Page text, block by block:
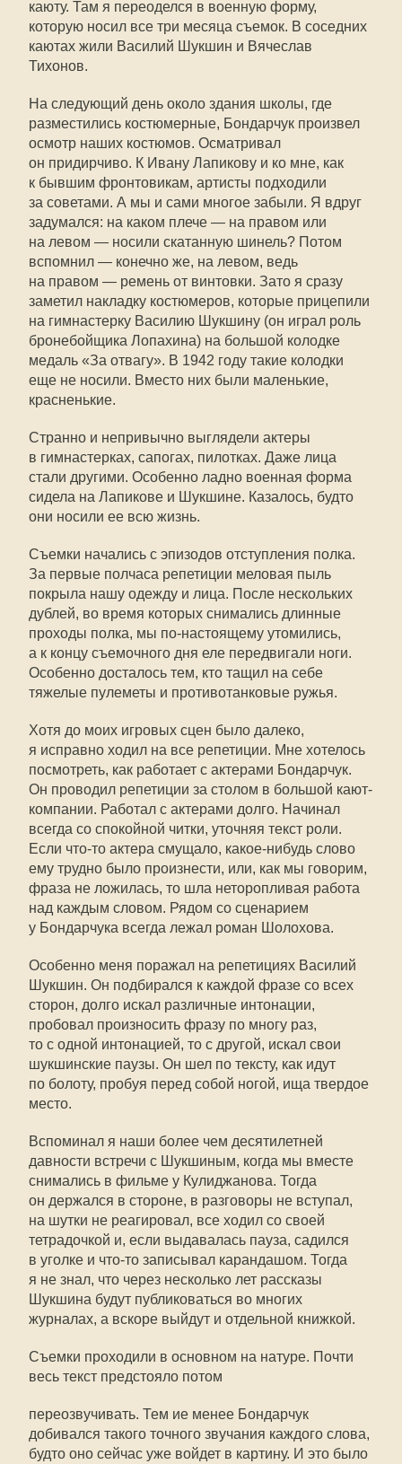
каюту. Там я переоделся в военную форму,
которую носил все три месяца съемок. В соседних
каютах жили Василий Шукшин и Вячеслав
Тихонов.
На следующий день около здания школы, где
разместились костюмерные, Бондарчук произвел
осмотр наших костюмов. Осматривал
он придирчиво. К Ивану Лапикову и ко мне, как
к бывшим фронтовикам, артисты подходили
за советами. А мы и сами многое забыли. Я вдруг
задумался: на каком плече — на правом или
на левом — носили скатанную шинель? Потом
вспомнил — конечно же, на левом, ведь
на правом — ремень от винтовки. Зато я сразу
заметил накладку костюмеров, которые прицепили
на гимнастерку Василию Шукшину (он играл роль
бронебойщика Лопахина) на большой колодке
медаль «За отвагу». В 1942 году такие колодки
еще не носили. Вместо них были маленькие,
красненькие.
Странно и непривычно выглядели актеры
в гимнастерках, сапогах, пилотках. Даже лица
стали другими. Особенно ладно военная форма
сидела на Лапикове и Шукшине. Казалось, будто
они носили ее всю жизнь.
Съемки начались с эпизодов отступления полка.
За первые полчаса репетиции меловая пыль
покрыла нашу одежду и лица. После нескольких
дублей, во время которых снимались длинные
проходы полка, мы по-настоящему утомились,
а к концу съемочного дня еле передвигали ноги.
Особенно досталось тем, кто тащил на себе
тяжелые пулеметы и противотанковые ружья.
Хотя до моих игровых сцен было далеко,
я исправно ходил на все репетиции. Мне хотелось
посмотреть, как работает с актерами Бондарчук.
Он проводил репетиции за столом в большой кают-
компании. Работал с актерами долго. Начинал
всегда со спокойной читки, уточняя текст роли.
Если что-то актера смущало, какое-нибудь слово
ему трудно было произнести, или, как мы говорим,
фраза не ложилась, то шла неторопливая работа
над каждым словом. Рядом со сценарием
у Бондарчука всегда лежал роман Шолохова.
Особенно меня поражал на репетициях Василий
Шукшин. Он подбирался к каждой фразе со всех
сторон, долго искал различные интонации,
пробовал произносить фразу по многу раз,
то с одной интонацией, то с другой, искал свои
шукшинские паузы. Он шел по тексту, как идут
по болоту, пробуя перед собой ногой, ища твердое
место.
Вспоминал я наши более чем десятилетней
давности встречи с Шукшиным, когда мы вместе
снимались в фильме у Кулиджанова. Тогда
он держался в стороне, в разговоры не вступал,
на шутки не реагировал, все ходил со своей
тетрадочкой и, если выдавалась пауза, садился
в уголке и что-то записывал карандашом. Тогда
я не знал, что через несколько лет рассказы
Шукшина будут публиковаться во многих
журналах, а вскоре выйдут и отдельной книжкой.
Съемки проходили в основном на натуре. Почти
весь текст предстояло потом
переозвучивать. Тем ие менее Бондарчук
добивался такого точного звучания каждого слова,
будто оно сейчас уже войдет в картину. И это было